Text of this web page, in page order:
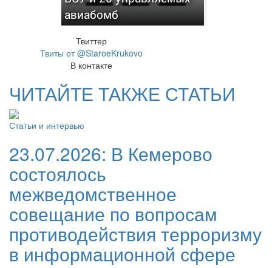
авиабомб
Твиттер
Твиты от @StaroeKrukovo
В контакте
ЧИТАЙТЕ ТАКЖЕ СТАТЬИ
Статьи и интервью
23.07.2026: В Кемерово
состоялось
межведомственное
совещание по вопросам
противодействия терроризму
в информационной сфере